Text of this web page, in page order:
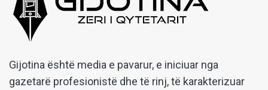
Gijotina është media e pavarur, e iniciuar nga
gazetarë profesionistë dhe të rinj, të karakterizuar